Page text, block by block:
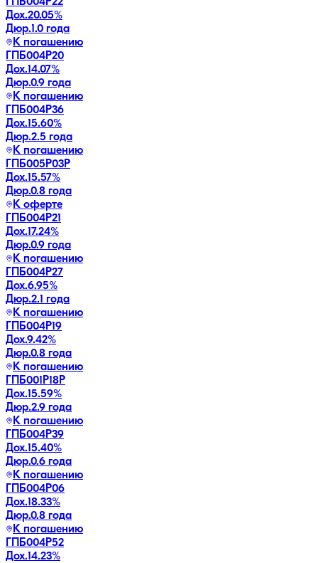
Дох.20.05%
Дюр.1.0 года
К погашению
ГПБ004Р20
Дох.14.07%
Дюр.0.9 года
К погашению
ГПБ004Р36
Дох.15.60%
Дюр.2.5 года
К погашению
ГПБ005P03P
Дох.15.57%
Дюр.0.8 года
К оферте
ГПБ004Р21
Дох.17.24%
Дюр.0.9 года
К погашению
ГПБ004Р27
Дох.6.95%
Дюр.2.1 года
К погашению
ГПБ004Р19
Дох.9.42%
Дюр.0.8 года
К погашению
ГПБ001P18P
Дох.15.59%
Дюр.2.9 года
К погашению
ГПБ004Р39
Дох.15.40%
Дюр.0.6 года
К погашению
ГПБ004Р06
Дох.18.33%
Дюр.0.8 года
К погашению
ГПБ004Р52
Дох.14.23%